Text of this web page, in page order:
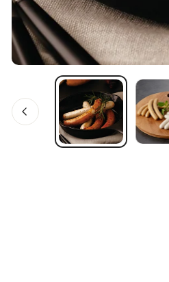
ギャラリービューでメディアを開く